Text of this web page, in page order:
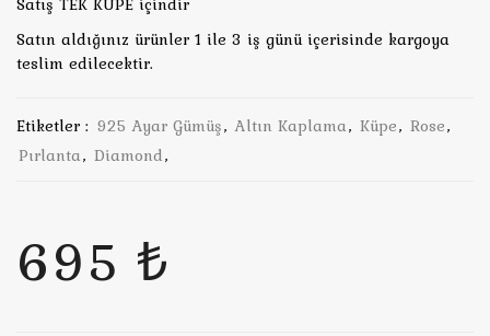
Satın aldığınız ürünler 1 ile 3 iş günü içerisinde kargoya
teslim edilecektir.
Etiketler : 925 Ayar Gümüş, Altın Kaplama, Küpe, Rose,
Pırlanta, Diamond,
695 ₺